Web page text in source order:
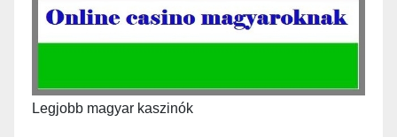
Legjobb magyar kaszinók